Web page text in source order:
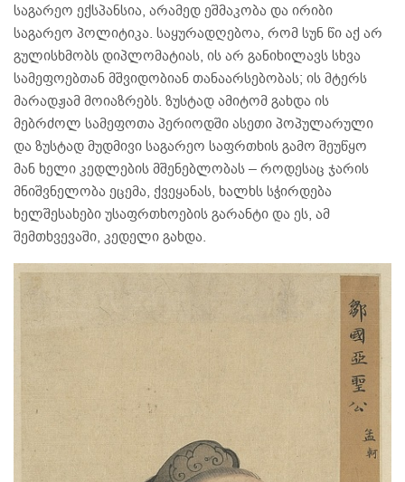
საგარეო ექსპანსია, არამედ ეშმაკობა და ირიბი
საგარეო პოლიტიკა. საყურადღებოა, რომ სუნ წი აქ არ
გულისხმობს დიპლომატიას, ის არ განიხილავს სხვა
სამეფოებთან მშვიდობიან თანაარსებობას; ის მტერს
მარადჟამ მოიაზრებს. ზუსტად ამიტომ გახდა ის
მებრძოლ სამეფოთა პერიოდში ასეთი პოპულარული
და ზუსტად მუდმივი საგარეო საფრთხის გამო შეუწყო
მან ხელი კედლების მშენებლობას – როდესაც ჯარის
მნიშვნელობა ეცემა, ქვეყანას, ხალხს სჭირდება
ხელშესახები უსაფრთხოების გარანტი და ეს, ამ
შემთხვევაში, კედელი გახდა.